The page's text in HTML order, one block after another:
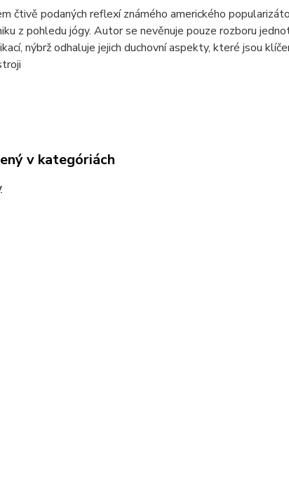
čtivě podaných reflexí známého amerického
z pohledu jógy. Autor se nevěnuje pouze rozboru
nýbrž odhaluje jejich duchovní aspekty, které jsou
v kategóriách